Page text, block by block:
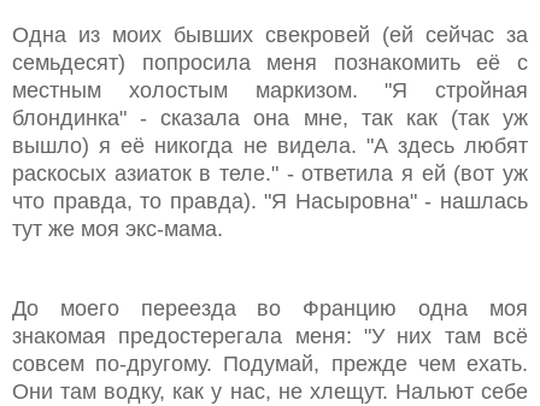
Одна из моих бывших свекровей (ей сейчас за
семьдесят) попросила меня познакомить её с
местным холостым маркизом. "Я стройная
блондинка" - сказала она мне, так как (так уж
вышло) я её никогда не видела. "А здесь любят
раскосых азиаток в теле." - ответила я ей (вот уж
что правда, то правда). "Я Насыровна" - нашлась
тут же моя экс-мама.
До моего переезда во Францию одна моя
знакомая предостерегала меня: "У них там всё
совсем по-другому. Подумай, прежде чем ехать.
Они там водку, как у нас, не хлещут. Нальют себе